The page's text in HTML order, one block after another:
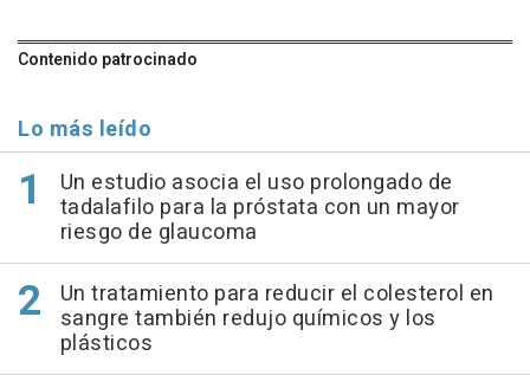
Contenido patrocinado
Lo más leído
Un estudio asocia el uso prolongado de
tadalafilo para la próstata con un mayor
riesgo de glaucoma
Un tratamiento para reducir el colesterol en
sangre también redujo químicos y los
plásticos